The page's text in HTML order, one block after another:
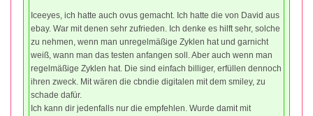
Iceeyes, ich hatte auch ovus gemacht. Ich hatte die von David aus
ebay. War mit denen sehr zufrieden. Ich denke es hilft sehr, solche
zu nehmen, wenn man unregelmäßige Zyklen hat und garnicht
weiß, wann man das testen anfangen soll. Aber auch wenn man
regelmäßige Zyklen hat. Die sind einfach billiger, erfüllen dennoch
ihren zweck. Mit wären die cbndie digitalen mit dem smiley, zu
schade dafür.
Ich kann dir jedenfalls nur die empfehlen. Wurde damit mit